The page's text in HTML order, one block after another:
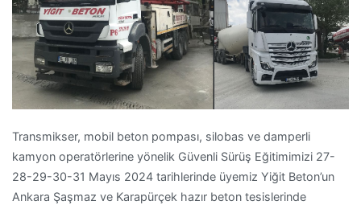
Transmikser, mobil beton pompası, silobas ve damperli
kamyon operatörlerine yönelik Güvenli Sürüş Eğitimimizi 27-
28-29-30-31 Mayıs 2024 tarihlerinde üyemiz Yiğit Beton’un
Ankara Şaşmaz ve Karapürçek hazır beton tesislerinde